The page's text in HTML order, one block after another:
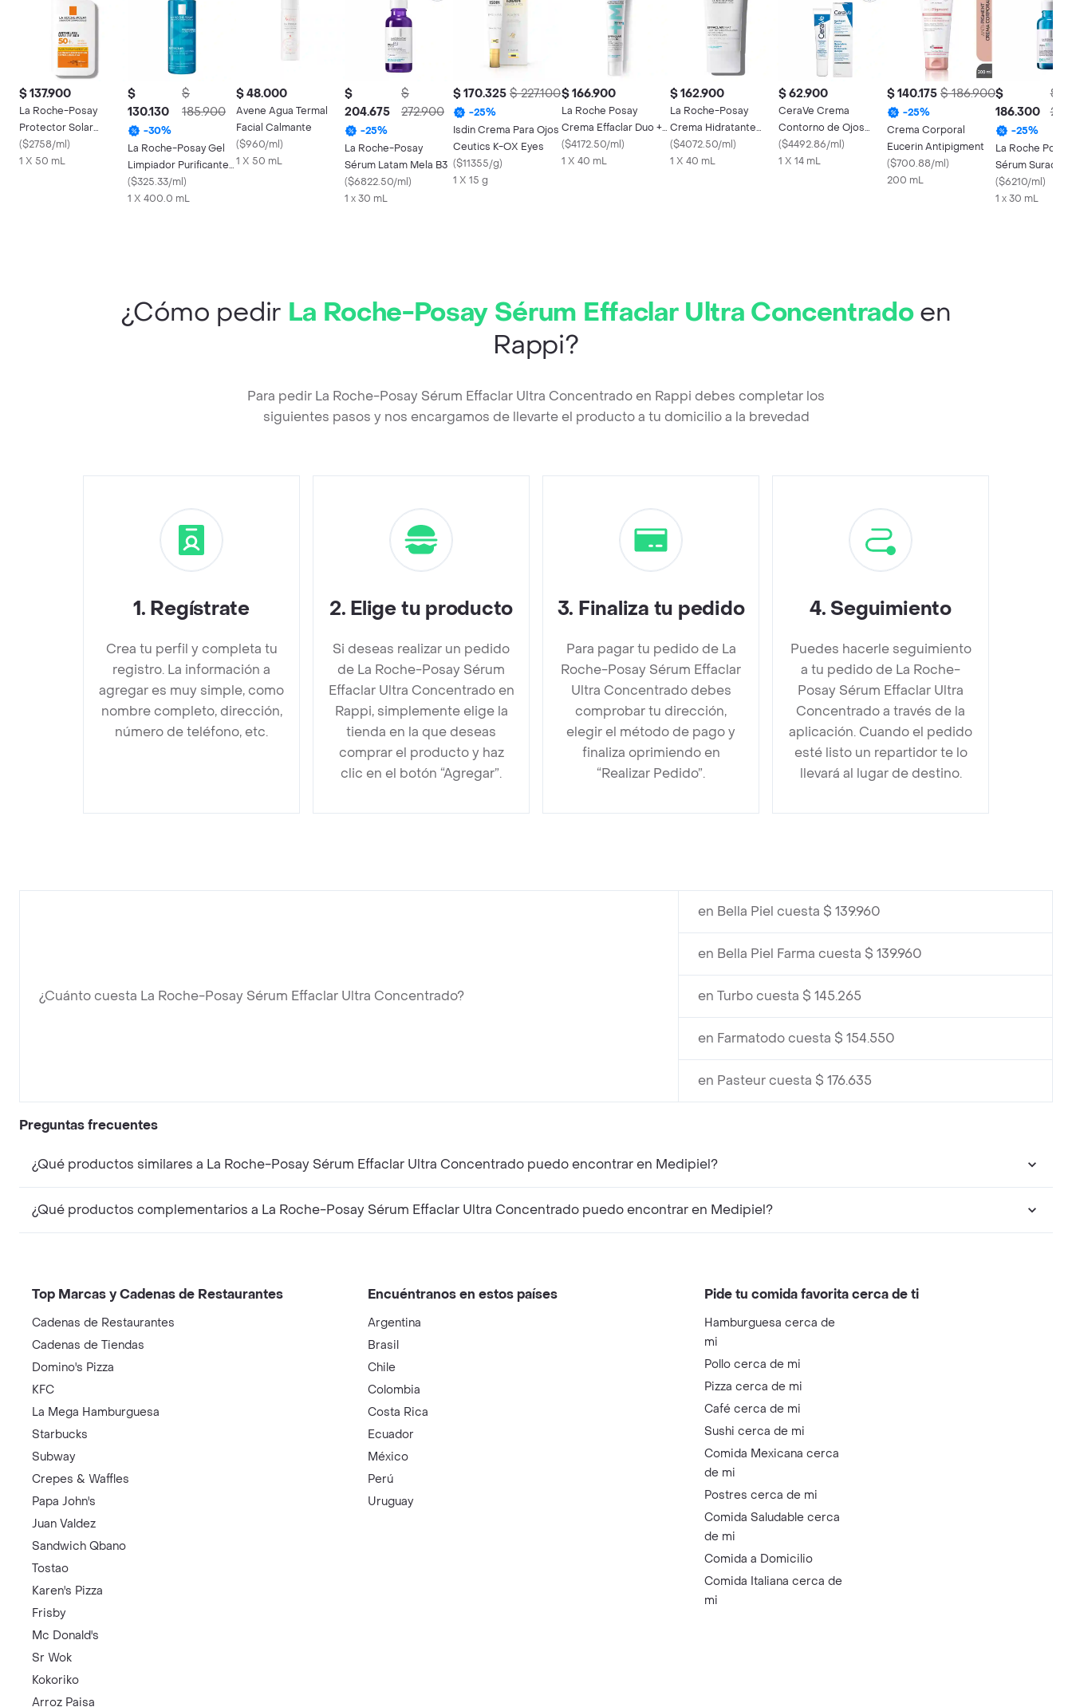
$ 137.900
La Roche-Posay
Protector Solar
Anthelios Uv Mune
400 Spf 50 +
($2758/ml)
1 X 50 mL
$
130.130
$
185.900
-30%
La Roche-Posay Gel
Limpiador Purificante
Effaclar
($325.33/ml)
1 X 400.0 mL
$ 48.000
Avene Agua Termal
Facial Calmante
($960/ml)
1 X 50 mL
$
204.675
$
272.900
-25%
La Roche-Posay
Sérum Latam Mela B3
($6822.50/ml)
1 x 30 mL
$ 170.325 $ 227.100
-25%
Isdin Crema Para Ojos
Ceutics K-OX Eyes
($11355/g)
1 X 15 g
$ 166.900
La Roche Posay
Crema Effaclar Duo +
M
($4172.50/ml)
1 X 40 mL
$ 162.900
La Roche-Posay
Crema Hidratante
Effaclar Mat
($4072.50/ml)
1 X 40 mL
$ 62.900
CeraVe Crema
Contorno de Ojos
Reparadora
($4492.86/ml)
1 X 14 mL
$ 140.175 $ 186.900
-25%
Crema Corporal
Eucerin Antipigment
($700.88/ml)
200 mL
$
186.300
$
-25%
La Roche Posay
Sérum
Hyalu B5
($6210/ml)
1 x 30 mL
¿Cómo pedir La Roche-Posay Sérum Effaclar Ultra Concentradoen
Rappi?
Para pedir La Roche-Posay Sérum Effaclar Ultra Concentrado en Rappi debes completar los
siguientes pasos y nos encargamos de llevarte el producto a tu domicilio a la brevedad
1. Regístrate
Crea tu perfil y completa tu
registro. La información a
agregar es muy simple, como
nombre completo, dirección,
número de teléfono, etc.
2. Elige tu producto
Si deseas realizar un pedido
de La Roche-Posay Sérum
Effaclar Ultra Concentrado en
Rappi, simplemente elige la
tienda en la que deseas
comprar el producto y haz
clic en el botón “Agregar”.
3. Finaliza tu pedido
Para pagar tu pedido de La
Roche-Posay Sérum Effaclar
Ultra Concentrado debes
comprobar tu dirección,
elegir el método de pago y
finaliza oprimiendo en
“Realizar Pedido”.
4. Seguimiento
Puedes hacerle seguimiento
a tu pedido de La Roche-
Posay Sérum Effaclar Ultra
Concentrado a través de la
aplicación. Cuando el pedido
esté listo un repartidor te lo
llevará al lugar de destino.
¿Cuánto cuesta La Roche-Posay Sérum Effaclar Ultra Concentrado?
en Bella Piel cuesta $ 139.960
en Bella Piel Farma cuesta $ 139.960
en Turbo cuesta $ 145.265
en Farmatodo cuesta $ 154.550
en Pasteur cuesta $ 176.635
Preguntas frecuentes
¿Qué productos similares a La Roche-Posay Sérum Effaclar Ultra Concentrado puedo encontrar en Medipiel?
¿Qué productos complementarios a La Roche-Posay Sérum Effaclar Ultra Concentrado puedo encontrar en Medipiel?
Top Marcas y Cadenas de Restaurantes
Cadenas de Restaurantes
Cadenas de Tiendas
Domino's Pizza
KFC
La Mega Hamburguesa
Starbucks
Subway
Crepes & Waffles
Papa John's
Juan Valdez
Sandwich Qbano
Tostao
Karen's Pizza
Frisby
Mc Donald's
Sr Wok
Kokoriko
Arroz Paisa
Encuéntranos en estos países
Argentina
Brasil
Chile
Colombia
Costa Rica
Ecuador
México
Perú
Uruguay
Pide tu comida favorita cerca de ti
Hamburguesa cerca de
mi
Pollo cerca de mi
Pizza cerca de mi
Café cerca de mi
Sushi cerca de mi
Comida Mexicana cerca
de mi
Postres cerca de mi
Comida Saludable cerca
de mi
Comida a Domicilio
Comida Italiana cerca de
mi